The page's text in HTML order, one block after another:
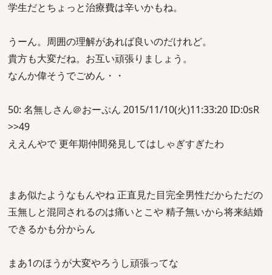
学生だとちょっと治療費は辛いかもね。
うーん。周囲の理解があれば良いのだけれど。
貴方も大変だね。お互い頑張りましょう。
なんか偉そうでごめん・・
50: 名無しさん＠おーぷん 2015/11/10(火)11:33:20 ID:0sR
>>49
ええんやで 更年期仲間発見してはしゃぎすぎたわ
まあ似たようなもんやね 正直見た目完全男性だからただの
玉無しと混同されるのは痛いとこや 精子無いから将来結婚
できるかも分からん
まあ1のほうが大変やろうし頑張ってな